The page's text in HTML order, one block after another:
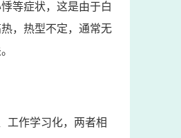
等症状，这是由于白
，热型不定，通常无
工作学习化，两者相